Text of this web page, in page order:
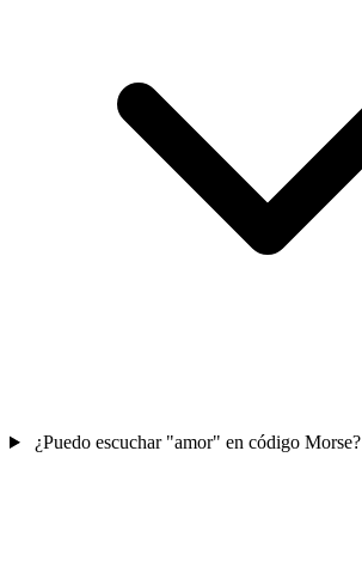
¿Puedo escuchar "amor" en código Morse?